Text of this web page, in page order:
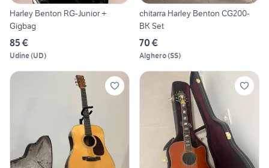
Harley Benton RG-Junior +
Gigbag
85 €
Udine(UD)
chitarra Harley Benton CG200-
BK Set
70 €
Alghero(SS)